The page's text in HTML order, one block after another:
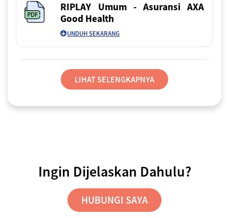
RIPLAY Umum - Asuransi AXA
Good Health
UNDUH SEKARANG
Panduan Lengkap Pembelian
UNDUH SEKARANG
Panduan Klaim Offline – Aplikasi
LIHAT SELENGKAPNYA
Ingin Dijelaskan Dahulu?
HUBUNGI SAYA